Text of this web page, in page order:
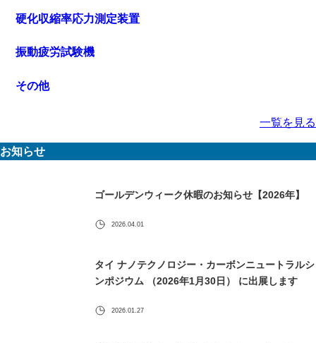
硬化収縮率応力測定装置
振動疲労試験機
その他
一覧を見る
お知らせ
ゴールデンウィーク休暇のお知らせ【2026年】
2026.04.01
タイ ナノテクノロジー・カーボンニュートラルシ
ンポジウム （2026年1月30日） に出展します
2026.01.27